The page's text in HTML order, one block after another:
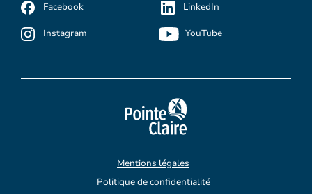
Facebook
Instagram
LinkedIn
YouTube
Mentions légales
Politique de confidentialité